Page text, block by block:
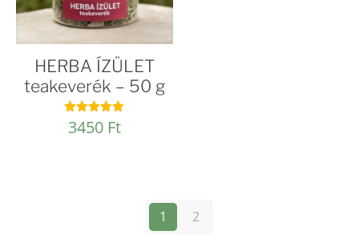
HERBA ÍZÜLET
teakeverék – 50 g
Értékelés:
5.00
3450 Ft
1 2